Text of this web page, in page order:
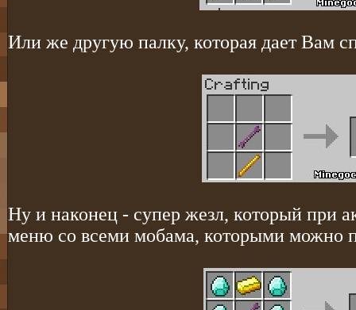
Или же другую палку, которая дает Вам
Ну и наконец - супер жезл, который при
меню со всеми мобама, которыми можно